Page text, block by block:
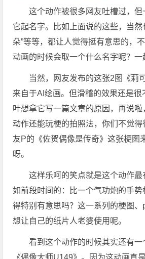
这个动作被很多网友吐槽过，
它起名字。比如上面说的这些，当然
朵”等等，都让人觉得挺有意思的，
动画的时候会取一个什么名字呢？一
当然，网友发布的这张2图《莉
来自于AI绘画。但滑稽的效果还是很
叶想拿它写一篇文章的原因，再说
动作还能玩梗的拍照法，你们不觉得
友P的《佐贺偶像是传奇》这张梗图
呀。
这样乐呵的笑点就是这个动作
如前段时间的：比一个气功炮的手
得特别有意思吗？这一系列的梗图、
想让自己的纸片人老婆使用呢。
看到这个动作的时候其实还有一
《偶像大师U149》。因为这动画真